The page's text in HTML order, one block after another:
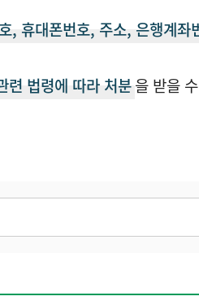
, 휴대폰번호, 주소, 은행계
련 법령에 따라 처분을 받을